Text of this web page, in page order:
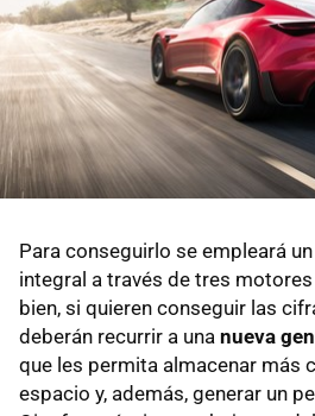
Para conseguirlo se empleará
integral a través de tres
bien, si quieren conseguir las
deberán recurrir a una nueva
que les permita almacenar más
espacio y, además, generar un